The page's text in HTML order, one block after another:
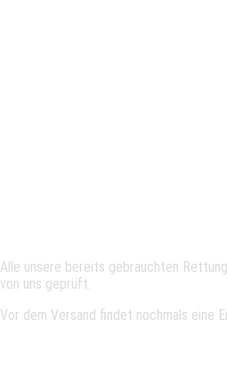
Alle unsere bereits gebrauchten
von uns geprüft.
Vor dem Versand findet nochmals eine